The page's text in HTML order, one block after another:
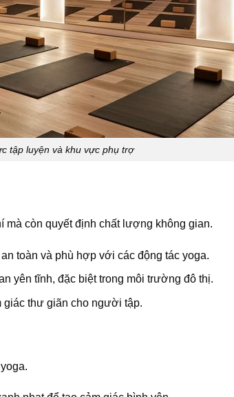
tập luyện và khu vực phụ trợ
còn quyết định chất lượng không gian.
toàn và phù hợp với các động tác yoga.
yên tĩnh, đặc biệt trong môi trường đô thị.
giác thư giãn cho người tập.